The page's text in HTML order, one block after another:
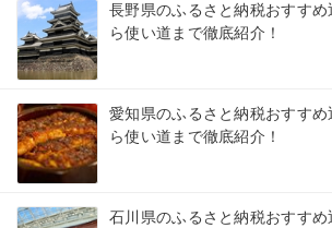
長野県のふるさと納税おすす
ら使い道まで徹底紹介！
愛知県のふるさと納税おすす
ら使い道まで徹底紹介！
石川県のふるさと納税おすす